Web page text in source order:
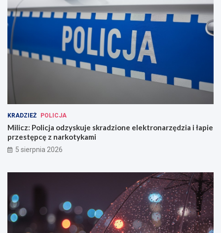
KRADZIEŻ POLICJA
Milicz: Policja odzyskuje skradzione elektronarzędzia i łapie
przestępcę z narkotykami
5 sierpnia 2026